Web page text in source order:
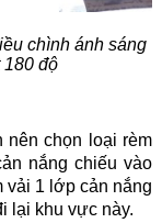
chình ánh sáng
180 độ
nên chọn loại rèm
nắng chiếu vào
vải 1 lớp cản nắng
lại khu vực này.